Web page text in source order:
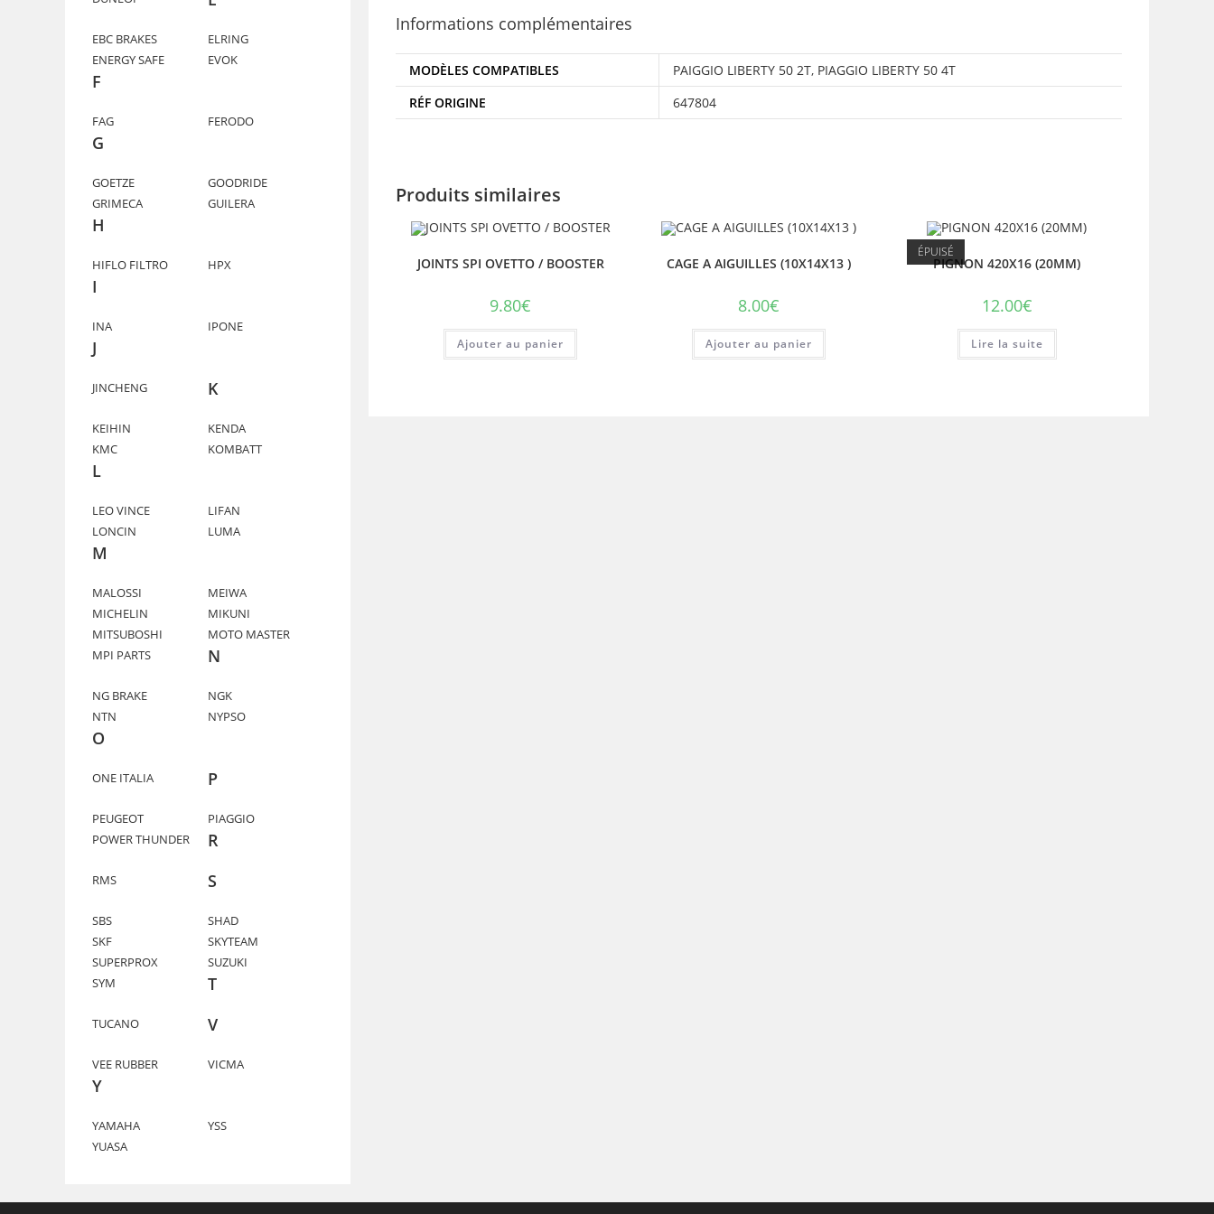
Informations complémentaires
MODÈLES COMPATIBLES PAIGGIO LIBERTY 50 2T, PIAGGIO LIBERTY 50 4T
RÉF ORIGINE
647804
Produits similaires
JOINTS SPI OVETTO / BOOSTER
9.80€
Ajouter au panier
CAGE A AIGUILLES (10X14X13 )
8.00€
Ajouter au panier
ÉPUISÉ
PIGNON 420X16 (20MM)
12.00€
Lire la suite
EBC BRAKES
ELRING
ENERGY SAFE
EVOK
F
FAG FERODO
G
GOETZE
GOODRIDE
GRIMECA
GUILERA
H
HIFLO FILTRO HPX
I
INA IPONE
J
JINCHENG K
KEIHIN
KENDA
KMC
KOMBATT
L
LEO VINCE
LIFAN
LONCIN
LUMA
M
MALOSSI
MEIWA
MICHELIN
MIKUNI
MITSUBOSHI
MOTO MASTER
MPI PARTS
N
NG BRAKE
NGK
NTN
NYPSO
O
ONE ITALIA P
PEUGEOT
PIAGGIO
POWER THUNDER
R
RMS S
SBS
SHAD
SKF
SKYTEAM
SUPERPROX
SUZUKI
SYM
T
TUCANO V
VEE RUBBER VICMA
Y
YAMAHA
YSS
YUASA